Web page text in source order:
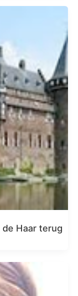
Haar terug